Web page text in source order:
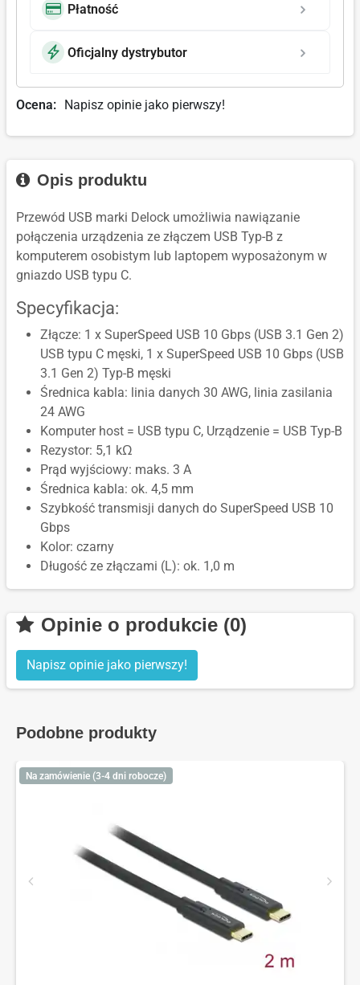
Płatność
Oficjalny dystrybutor
Ocena: Napisz opinie jako pierwszy!
Opis produktu
Przewód USB marki Delock umożliwia nawiązanie
połączenia urządzenia ze złączem USB Typ-B z
komputerem osobistym lub laptopem wyposażonym w
gniazdo USB typu C.
Specyfikacja:
Złącze: 1 x SuperSpeed USB 10 Gbps (USB 3.1 Gen 2)
USB typu C męski, 1 x SuperSpeed USB 10 Gbps (USB
3.1 Gen 2) Typ-B męski
Średnica kabla: linia danych 30 AWG, linia zasilania
24 AWG
Komputer host = USB typu C, Urządzenie = USB Typ-B
Rezystor: 5,1 kΩ
Prąd wyjściowy: maks. 3 A
Średnica kabla: ok. 4,5 mm
Szybkość transmisji danych do SuperSpeed USB 10
Gbps
Kolor: czarny
Długość ze złączami (L): ok. 1,0 m
Opinie o produkcie (0)
Napisz opinie jako pierwszy!
Podobne produkty
Na zamówienie (3-4 dni robocze)